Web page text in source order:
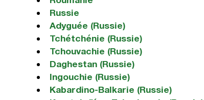
Russie
Adyguée (Russie)
Tchétchénie (Russie)
Tchouvachie (Russie)
Daghestan (Russie)
Ingouchie (Russie)
Kabardino-Balkarie (Russie)